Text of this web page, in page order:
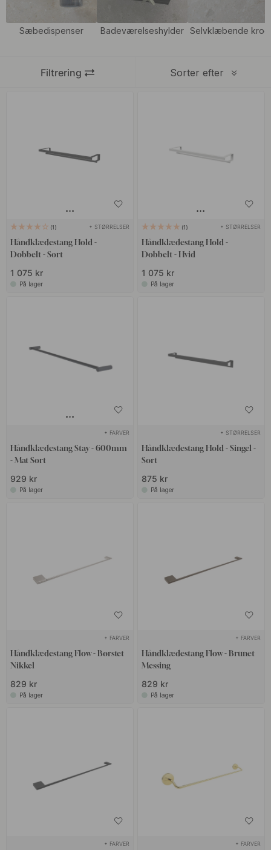
nemmere at matche håndklædeholderen med resten af
selvklæbende model, hvis du vil undgå at bore i fliser. Match
Sæbedispenser Badeværelseshylder Selvklæbende
Sorter efter
Filtrering
1 + STØRRELSER
Håndklædestang Hold -
Dobbelt - Sort
1 075 kr
På lager
1 + STØRRELSER
Håndklædestang Hold -
Dobbelt - Hvid
1 075 kr
På lager
+ FARVER
Håndklædestang Stay - 600mm
- Mat Sort
929 kr
På lager
+ STØRRELSER
Håndklædestang Hold - Singel -
Sort
875 kr
På lager
+ FARVER
Håndklædestang Flow - Børstet
Nikkel
829 kr
På lager
+ FARVER
Håndklædestang Flow - Brunet
Messing
829 kr
På lager
+ FARVER + FARVER